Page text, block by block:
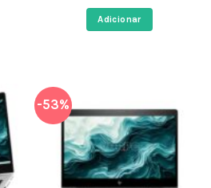
era:
389,00 €.
Adicionar
-53%